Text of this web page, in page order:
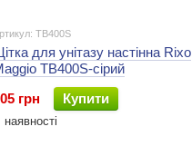
TB400S
для унітазу настінна Rixo
TB400S-сірий
грн
Купити
наявності